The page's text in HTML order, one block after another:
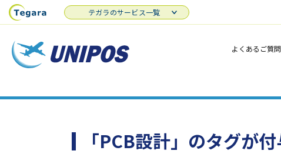
よくあるご質問
テガラのサービス一覧
「PCB設計」のタグが